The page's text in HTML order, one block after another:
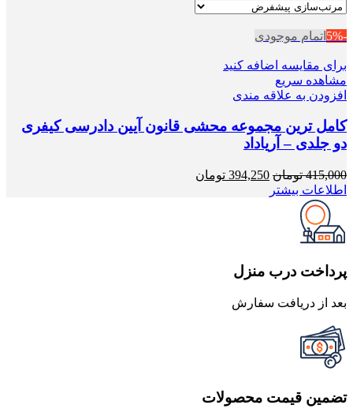
-5% اتمام موجودی
برای مقایسه اضافه کنید
مشاهده سریع
افزودن به علاقه مندی
کامل ترین مجموعه محشی قانون آیین دادرسی کیفری
دو جلدی – آریاداد
415,000 تومان قیمت
394,250 تومان
اطلاعات بیشتر
پرداخت درب منزل
بعد از دریافت سفارش
تضمین قیمت محصولات